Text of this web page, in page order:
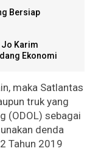
Bersiap
Jo Karim
Ekonomi
maka Satlantas
truk yang
(ODOL) sebagai
denda
Tahun 2019